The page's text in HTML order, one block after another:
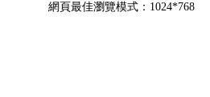
網頁最佳瀏覽模式：